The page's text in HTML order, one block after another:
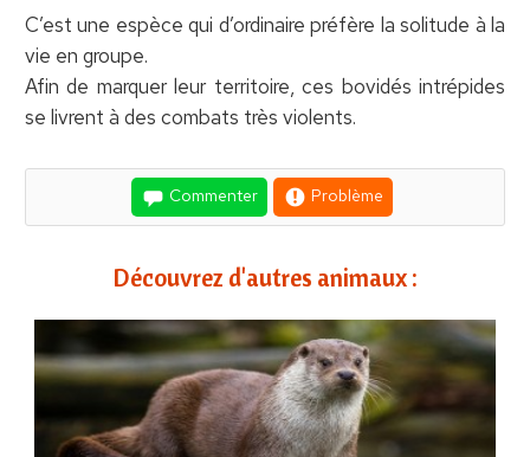
C’est une espèce qui d’ordinaire préfère la solitude à la
vie en groupe.
Afin de marquer leur territoire, ces bovidés intrépides
se livrent à des combats très violents.
Commenter Problème
Découvrez d'autres animaux :